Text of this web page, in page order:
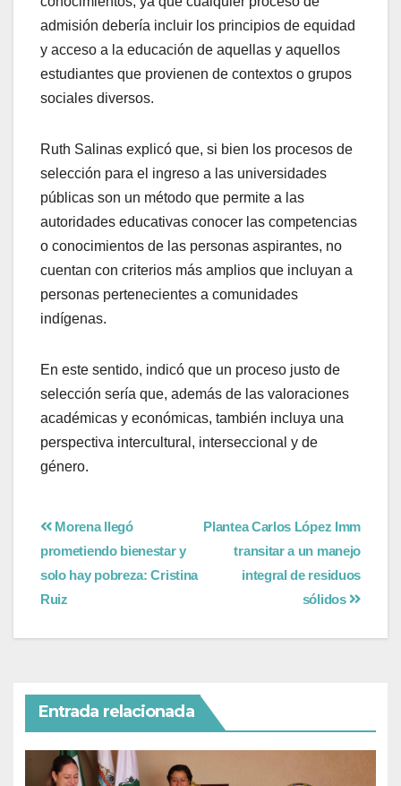
admisión debería incluir los principios de equidad
y acceso a la educación de aquellas y aquellos
estudiantes que provienen de contextos o grupos
sociales diversos.
Ruth Salinas explicó que, si bien los procesos de
selección para el ingreso a las universidades
públicas son un método que permite a las
autoridades educativas conocer las competencias
o conocimientos de las personas aspirantes, no
cuentan con criterios más amplios que incluyan a
personas pertenecientes a comunidades
indígenas.
En este sentido, indicó que un proceso justo de
selección sería que, además de las valoraciones
académicas y económicas, también incluya una
perspectiva intercultural, interseccional y de
género.
Plantea Carlos López Imm
transitar a un manejo
integral de residuos
sólidos
Morena llegó
prometiendo bienestar y
solo hay pobreza: Cristina
Ruiz
Entrada relacionada